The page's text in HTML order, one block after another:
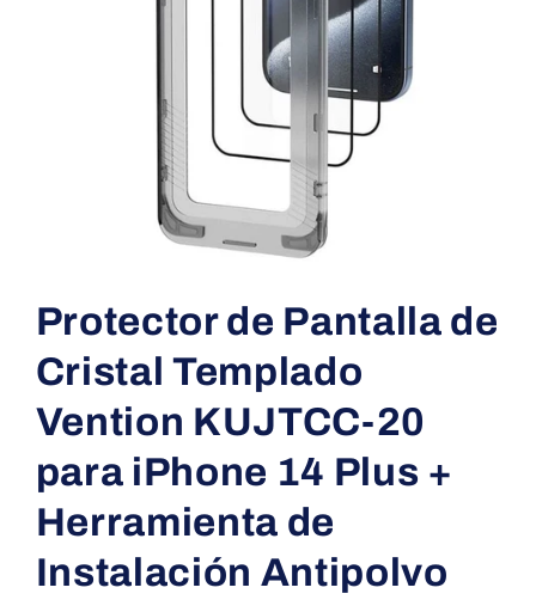
multimedia
en
una
ventana
Protector de Pantalla de
Cristal Templado
Vention KUJTCC-20
para iPhone 14 Plus +
Herramienta de
Instalación Antipolvo